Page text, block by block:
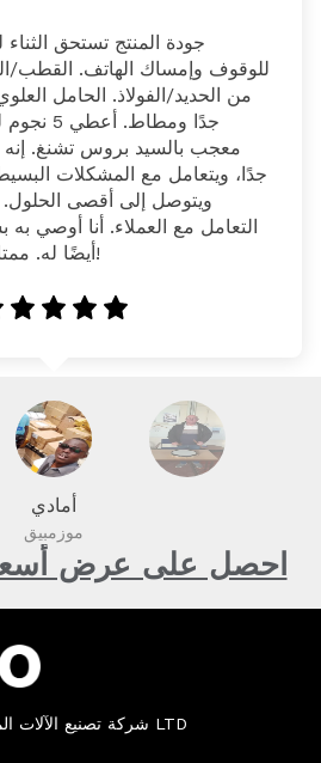
أيضًا له. ممتاز بالنسبة له! استمر!
أمادي
موزمبيق
احصل على عرض
قوانغتشو Hebikuo شركة تصنيع الآلات الموسيقية LTD